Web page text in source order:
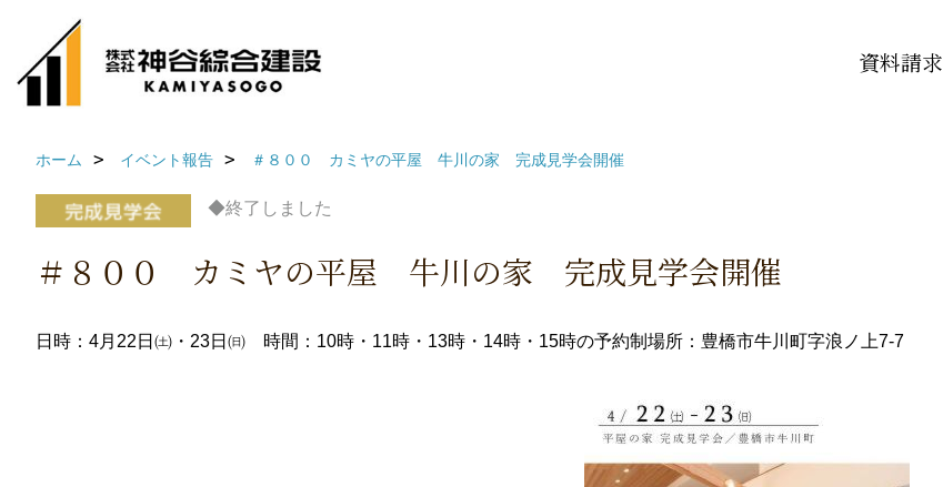
資料請求
ホーム イベント報告 ＃８００ カミヤの平屋 牛川の家 完成見学会開催
◆終了しました
＃８００ カミヤの平屋 牛川の家 完成見学会開催
日時：4月22日㈯・23日㈰ 時間：10時・11時・13時・14時・15時の予約制 場所：豊橋市牛川町字浪ノ上7-7